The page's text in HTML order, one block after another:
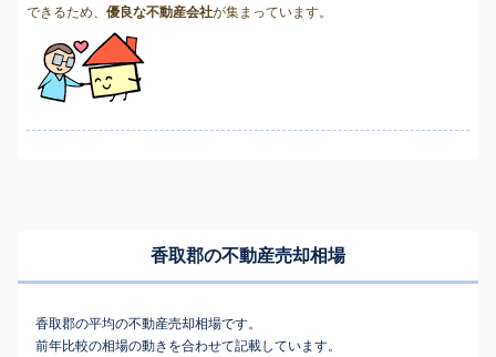
できるため、 優良な不動産会社が集まっています。
香取郡の不動産売却相場
香取郡の平均の不動産売却相場です。
前年比較の相場の動きを合わせて記載しています。